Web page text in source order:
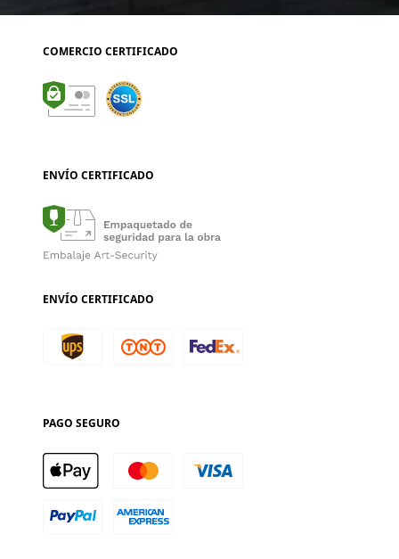
COMERCIO CERTIFICADO
ENVÍO CERTIFICADO
ENVÍO CERTIFICADO
PAGO SEGURO